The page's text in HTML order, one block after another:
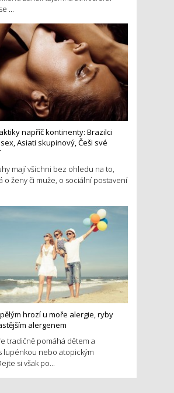
...
napříč kontinenty: Brazilci
Asiati skupinový, Češi své
mají všichni bez ohledu na to,
o ženy či muže, o sociální postavení
hrozí u moře alergie, ryby
alergenem
tradičně pomáhá dětem a
lupénkou nebo atopickým
si však po...